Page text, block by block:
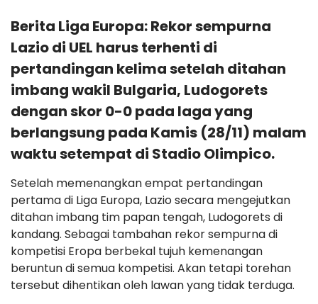
Berita Liga Europa: Rekor sempurna
Lazio di UEL harus terhenti di
pertandingan kelima setelah ditahan
imbang wakil Bulgaria, Ludogorets
dengan skor 0-0 pada laga yang
berlangsung pada Kamis (28/11) malam
waktu setempat di Stadio Olimpico.
Setelah memenangkan empat pertandingan
pertama di Liga Europa, Lazio secara mengejutkan
ditahan imbang tim papan tengah, Ludogorets di
kandang. Sebagai tambahan rekor sempurna di
kompetisi Eropa berbekal tujuh kemenangan
beruntun di semua kompetisi. Akan tetapi torehan
tersebut dihentikan oleh lawan yang tidak terduga.